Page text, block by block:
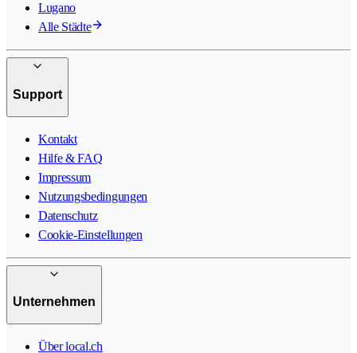
Lugano
Alle Städte
Support
Kontakt
Hilfe & FAQ
Impressum
Nutzungsbedingungen
Datenschutz
Cookie-Einstellungen
Unternehmen
Über local.ch